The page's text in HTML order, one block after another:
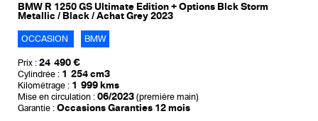
BMW R 1250 GS Ultimate Edition + Options Blck Storm
Metallic / Black / Achat Grey 2023
OCCASION BMW
Prix : 24 490 €
Cylindrée : 1 254 cm3
Kilométrage : 1 999 kms
Mise en circulation : 06/2023 (première main)
Garantie : Occasions Garanties 12 mois